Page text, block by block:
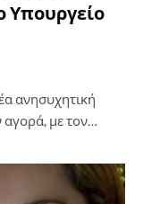
Υπουργείο
ανησυχητική
αγορά, με τον…